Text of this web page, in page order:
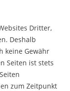
Dritter,
Deshalb
keine Gewähr
Seiten ist stets
zum Zeitpunkt